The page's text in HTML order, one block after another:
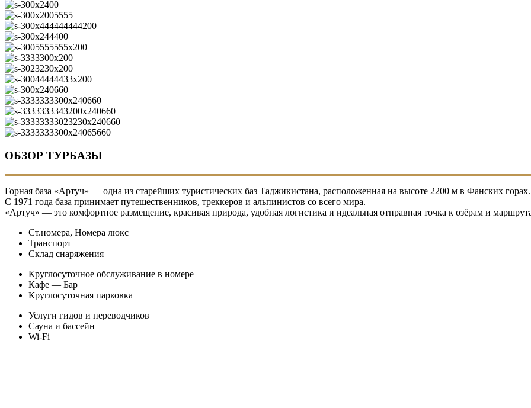
ОБЗОР ТУРБАЗЫ
Горная база «Артуч» — одна из старейших туристических баз Таджикистана, расположенная на высоте 2200 м в Фанских горах.
С 1971 года база принимает путешественников, треккеров и альпинистов со всего мира.
«Артуч» — это комфортное размещение, красивая природа, удобная логистика и идеальная отправная точка к озёрам и
Ст.номера, Номера люкс
Транспорт
Склад снаряжения
Круглосуточное обслуживание в номере
Кафе — Бар
Круглосуточная парковка
Услуги гидов и переводчиков
Сауна и бассейн
Wi-Fi